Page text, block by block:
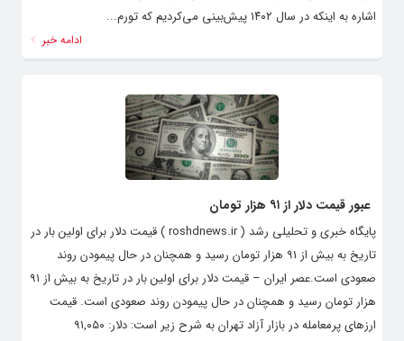
اشاره به اینکه در سال ۱۴۰۲ پیش‌بینی می‌کردیم که تورم...
ادامه خبر
عبور قیمت دلار از ۹۱ هزار تومان
پایگاه خبری و تحلیلی رشد ( roshdnews.ir ) قیمت دلار برای اولین بار در
تاریخ به بیش از ۹۱ هزار تومان رسید و همچنان در حال پیمودن روند
صعودی است.عصر ایران – قیمت دلار برای اولین بار در تاریخ به بیش از ۹۱
هزار تومان رسید و همچنان در حال پیمودن روند صعودی است. قیمت
ارزهای پرمعامله در بازار آزاد تهران به شرح زیر است: دلار: ۹۱,۰۵۰